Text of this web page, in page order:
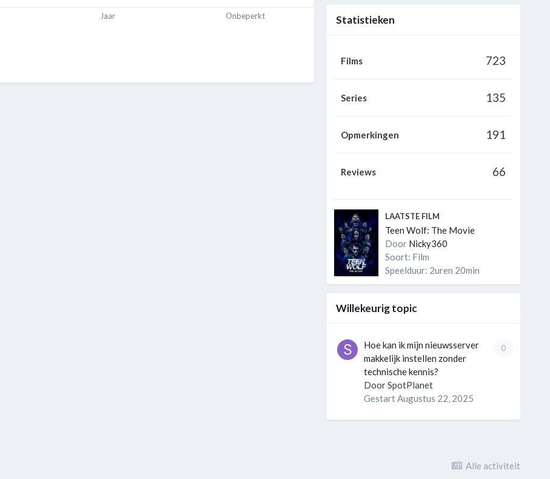
Jaar Onbeperkt Statistieken
Films 723
Series 135
Opmerkingen 191
Reviews 66
LAATSTE FILM
Teen Wolf: The Movie
Door Nicky360
Soort: Film
Speelduur: 2uren 20min
Willekeurig topic
0
Hoe kan ik mijn nieuwsserver
makkelijk instellen zonder
technische kennis?
DoorSpotPlanet
GestartAugustus 22, 2025
Alle activiteit